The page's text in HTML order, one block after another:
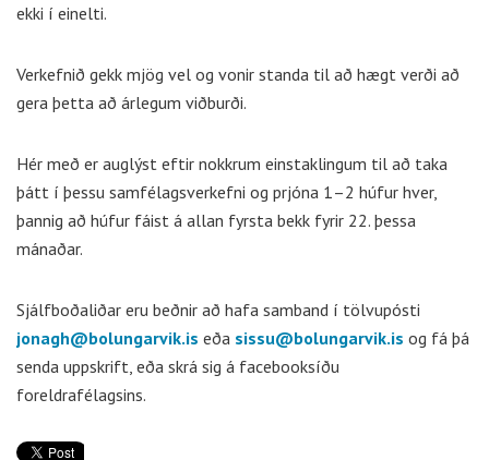
ekki í einelti.
Verkefnið gekk mjög vel og vonir standa til að hægt verði að
gera þetta að árlegum viðburði.
Hér með er auglýst eftir nokkrum einstaklingum til að taka
þátt í þessu samfélagsverkefni og prjóna 1–2 húfur hver,
þannig að húfur fáist á allan fyrsta bekk fyrir 22. þessa
mánaðar.
Sjálfboðaliðar eru beðnir að hafa samband í tölvupósti
jonagh@bolungarvik.is eða sissu@bolungarvik.is og fá þá
senda uppskrift, eða skrá sig á facebooksíðu
foreldrafélagsins.